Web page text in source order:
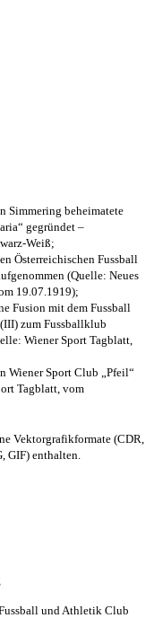
Simmering beheimatete
gegründet –
Weiß;
Österreichischen Fussball
(Quelle: Neues
19.07.1919);
Fusion mit dem Fussball
zum Fussballklub
Wiener Sport Tagblatt,
Wiener Sport Club „Pfeil“
Tagblatt, vom
Vektorgrafikformate (CDR,
GIF) enthalten.
und Athletik Club